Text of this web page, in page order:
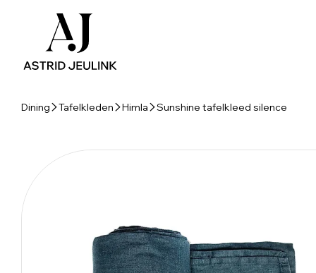
Dining Tafelkleden Himla Sunshine tafelkleed silence